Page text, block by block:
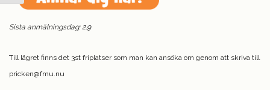
Sista anmälningsdag: 2.9
Till lägret finns det 3st friplatser som man kan ansöka om genom att skriva till
pricken@fmu.nu